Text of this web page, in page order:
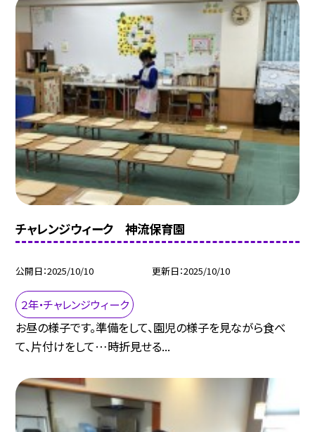
チャレンジウィーク 神流保育園
公開日 2025/10/10 更新日 2025/10/10
２年・チャレンジウィーク
お昼の様子です。準備をして、園児の様子を見ながら食べ
て、片付けをして…時折見せる...